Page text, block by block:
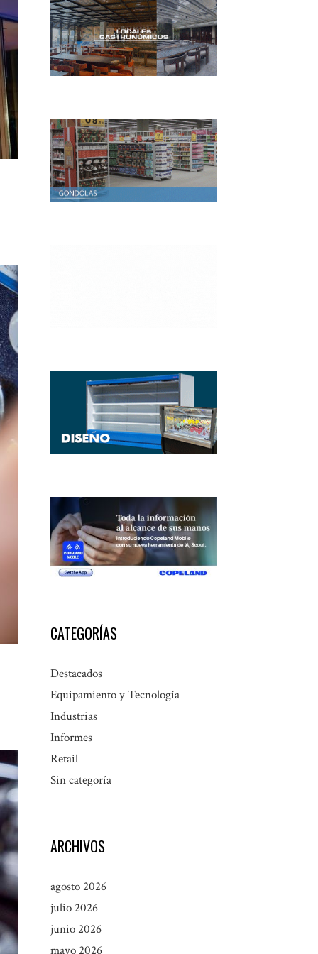
CATEGORÍAS
Destacados
Equipamiento y Tecnología
Industrias
Informes
Retail
Sin categoría
ARCHIVOS
agosto 2026
julio 2026
junio 2026
mayo 2026